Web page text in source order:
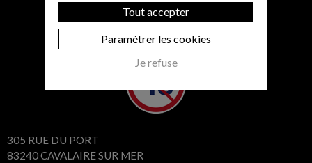
305 RUE DU PORT
83240 CAVALAIRE SUR MER
Tout accepter
Paramétrer les cookies
Je refuse